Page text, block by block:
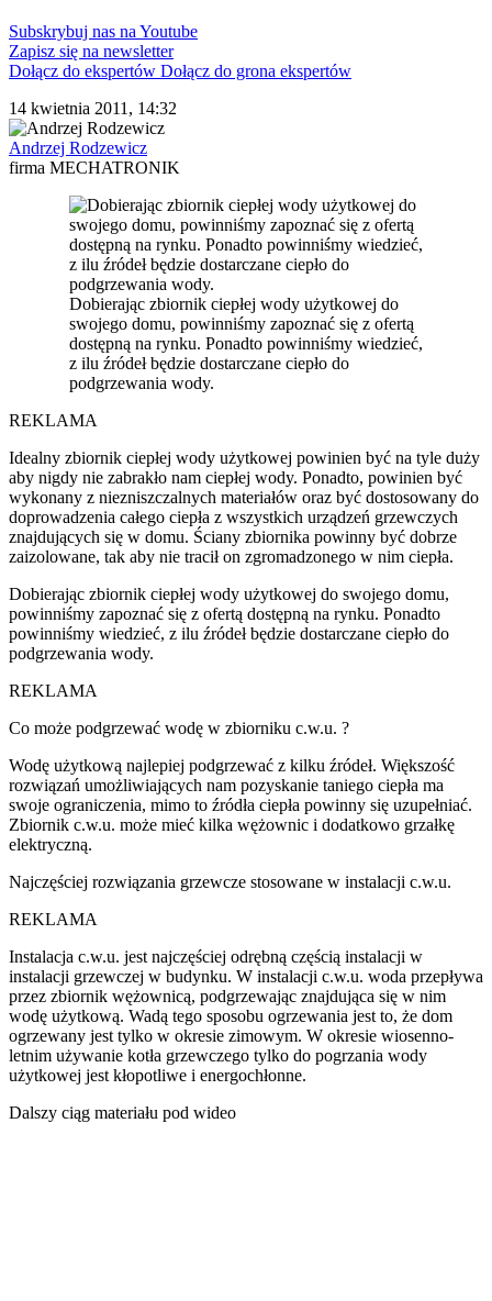
Subskrybuj nas na Youtube
Zapisz się na newsletter
Dołącz do ekspertów Dołącz do grona ekspertów
14 kwietnia 2011, 14:32
Andrzej Rodzewicz
firma MECHATRONIK
Dobierając zbiornik ciepłej wody użytkowej do
swojego domu, powinniśmy zapoznać się z ofertą
dostępną na rynku. Ponadto powinniśmy wiedzieć,
z ilu źródeł będzie dostarczane ciepło do
podgrzewania wody.
REKLAMA
Idealny zbiornik ciepłej wody użytkowej powinien być na tyle duży
aby nigdy nie zabrakło nam ciepłej wody. Ponadto, powinien być
wykonany z niezniszczalnych materiałów oraz być dostosowany do
doprowadzenia całego ciepła z wszystkich urządzeń grzewczych
znajdujących się w domu. Ściany zbiornika powinny być dobrze
zaizolowane, tak aby nie tracił on zgromadzonego w nim ciepła.
Dobierając zbiornik ciepłej wody użytkowej do swojego domu,
powinniśmy zapoznać się z ofertą dostępną na rynku. Ponadto
powinniśmy wiedzieć, z ilu źródeł będzie dostarczane ciepło do
podgrzewania wody.
REKLAMA
Co może podgrzewać wodę w zbiorniku c.w.u. ?
Wodę użytkową najlepiej podgrzewać z kilku źródeł. Większość
rozwiązań umożliwiających nam pozyskanie taniego ciepła ma
swoje ograniczenia, mimo to źródła ciepła powinny się uzupełniać.
Zbiornik c.w.u. może mieć kilka wężownic i dodatkowo grzałkę
elektryczną.
Najczęściej rozwiązania grzewcze stosowane w instalacji c.w.u.
REKLAMA
Instalacja c.w.u. jest najczęściej odrębną częścią instalacji w
instalacji grzewczej w budynku. W instalacji c.w.u. woda przepływa
przez zbiornik wężownicą, podgrzewając znajdująca się w nim
wodę użytkową. Wadą tego sposobu ogrzewania jest to, że dom
ogrzewany jest tylko w okresie zimowym. W okresie wiosenno-
letnim używanie kotła grzewczego tylko do pogrzania wody
użytkowej jest kłopotliwe i energochłonne.
Dalszy ciąg materiału pod wideo